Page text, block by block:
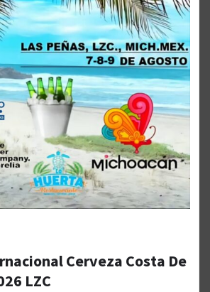
Cerveza Costa De
LZC